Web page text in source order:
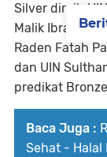
Silver diraih
Malik Ibrahim
Raden Fatah
dan UIN
predikat Bronze
Baca Juga :
Sehat - Halal